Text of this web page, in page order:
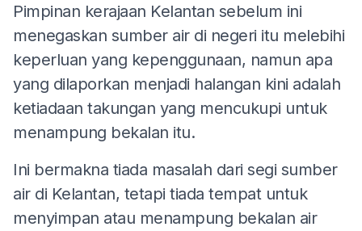
Pimpinan kerajaan Kelantan sebelum ini
menegaskan sumber air di negeri itu melebihi
keperluan yang kepenggunaan, namun apa
yang dilaporkan menjadi halangan kini adalah
ketiadaan takungan yang mencukupi untuk
menampung bekalan itu.
Ini bermakna tiada masalah dari segi sumber
air di Kelantan, tetapi tiada tempat untuk
menyimpan atau menampung bekalan air